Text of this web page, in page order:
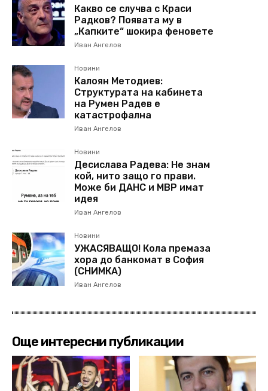
Какво се случва с Краси
Радков? Появата му в
„Капките“ шокира феновете
Иван Ангелов
Новини
Калоян Методиев:
Структурата на кабинета
на Румен Радев е
катастрофална
Иван Ангелов
Новини
Десислава Радева: Не знам
кой, нито защо го прави.
Може би ДАНС и МВР имат
идея
Иван Ангелов
Новини
УЖАСЯВАЩО! Кола премаза
хора до банкомат в София
(СНИМКА)
Иван Ангелов
Още интересни публикации